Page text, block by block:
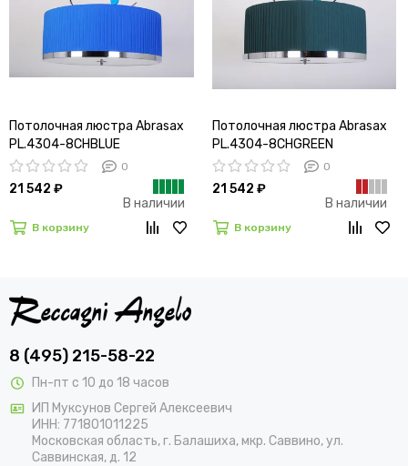
Потолочная люстра Abrasax
PL.4304-8CHBLUE
0
21 542 ₽
В наличии
В корзину
Потолочная люстра Abrasax
PL.4304-8CHGREEN
0
21 542 ₽
В наличии
В корзину
8 (495) 215-58-22
Пн-пт с 10 до 18 часов
ИП Муксунов Сергей Алексеевич
ИНН: 771801011225
Московская область, г. Балашиха, мкр. Саввино, ул.
Саввинская, д. 12